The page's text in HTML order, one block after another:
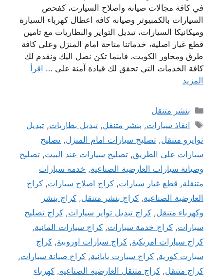
في كافة مجالات صيانة واصلاح السيارت، كفحص
السيارات بالكمبيوتر وصيانة كافة اعطال كهرباء السيارة
وميكانيكا السيارات، تبديل التواير والبطاريات مع تامين
قطع غيار اصلية، خدماتنا متاحة امام المنزل وعلى كافة
طرق ومحاور الكويت، فاينما تكن نصل اليك ونقدم لك
كافة الخدمات التي تحقق لك قيادة آمنة على … اقرأ
المزيد
التصنيفات
بنشر متنقل
الوسوم
انقاذ سيارات, بنشر متنقل,تبديل بطاريات,تبديل
توايرو متنقل, تصليح سيارات امام المنزل, تصليح
سيارات على الطريق, تصليح سيارات عند البيت, تصليح
وصيانة سيارات العارضية الصناعية, خدمة سيارات
متنقلة, قطع غيار سيارات, كراج اصلاح سيارات, كراج
العارضية الصناعية, كراج بنشر متنقل, كراج بنشر
وكهرباء متنقل, كراج تبديل تواير سيارات, كراج تصليح
سيارات, كراج خدمة سيارات, كراج سيارات المانية,
كراج سيارات امريكية, كراج سيارات اوروبية, كراج
سيارت كورية, كراج سيارت يابانية, كراج صيانة سيارات,
كراج متنقل, كراج متنقل العارضية الصناعية, كهرباء